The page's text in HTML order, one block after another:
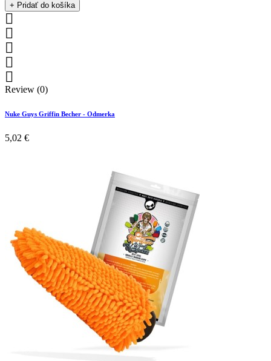
+ Pridať do košíka





Review (0)
Nuke Guys Griffin Becher - Odmerka
5,02 €